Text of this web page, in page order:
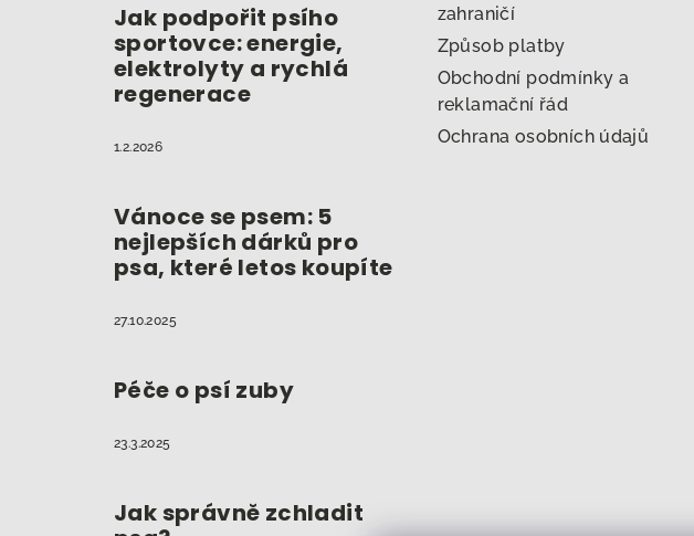
Jak podpořit psího
sportovce: energie,
elektrolyty a rychlá
regenerace
1.2.2026
Vánoce se psem: 5
nejlepších dárků pro
psa, které letos koupíte
27.10.2025
Péče o psí zuby
23.3.2025
Jak správně zchladit
zahraničí
Způsob platby
Obchodní podmínky a
reklamační řád
Ochrana osobních údajů